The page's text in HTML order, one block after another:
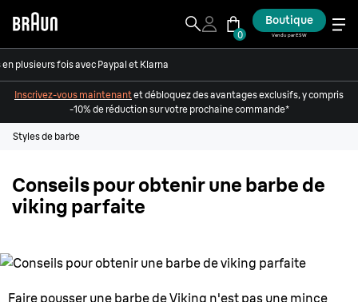
0
Boutique
Vendu par ESW
plusieurs fois avec Paypal et Klarna
Inscrivez-vous maintenantet débloquez des avantages exclusifs, y compris
-10% de réduction sur votre prochaine commande*
Styles de barbe
Conseils pour obtenir une barbe de
viking parfaite
Faire pousser une barbe de Viking n'est pas une mince